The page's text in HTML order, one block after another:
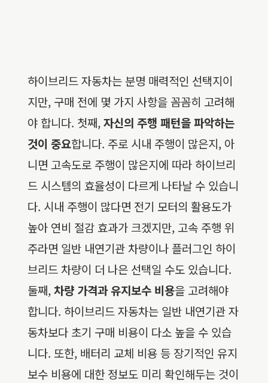
하이브리드 자동차는 분명 매력적인 선택지이
지만, 구매 전에 몇 가지 사항을 꼼꼼히 고려해
야 합니다. 첫째, 자신의 주행 패턴을 파악하는
것이 중요합니다. 주로 시내 주행이 많은지, 아
니면 고속도로 주행이 많은지에 따라 하이브리
드 시스템의 효율성이 다르게 나타날 수 있습니
다. 시내 주행이 많다면 전기 모터의 활용도가
높아 연비 절감 효과가 크겠지만, 고속 주행 위
주라면 일반 내연기관 차량이나 플러그인 하이
브리드 차량이 더 나은 선택일 수도 있습니다.
둘째, 차량 가격과 유지보수 비용을 고려해야
합니다. 하이브리드 자동차는 일반 내연기관 자
동차보다 초기 구매 비용이 다소 높을 수 있습
니다. 또한, 배터리 교체 비용 등 장기적인 유지
보수 비용에 대한 정보도 미리 확인해두는 것이